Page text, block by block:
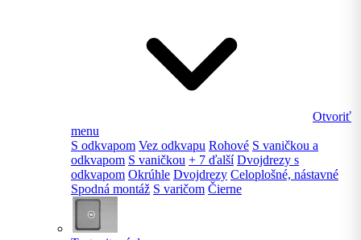
Otvoriť
menu
S odkvapom Vez odkvapu Rohové S vaničkou a
odkvapom S vaničkou + 7 ďalší Dvojdrezy s
odkvapom Okrúhle Dvojdrezy Celoplošné, nástavné
Spodná montáž S varičom Čierne